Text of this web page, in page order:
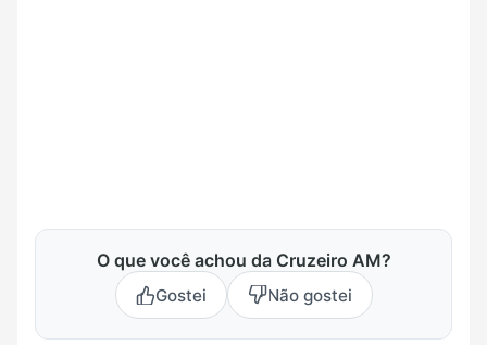
O que você achou da Cruzeiro AM?
Gostei Não gostei